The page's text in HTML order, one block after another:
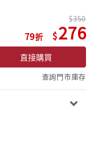
79
350
276
直接購買
查詢門市庫存